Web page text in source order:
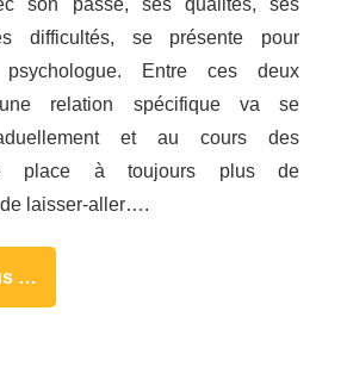
son passé, ses qualités, ses
difficultés, se présente pour
Entre ces deux
une relation spécifique va se
et au cours des
place à toujours plus de
laisser-aller….
…